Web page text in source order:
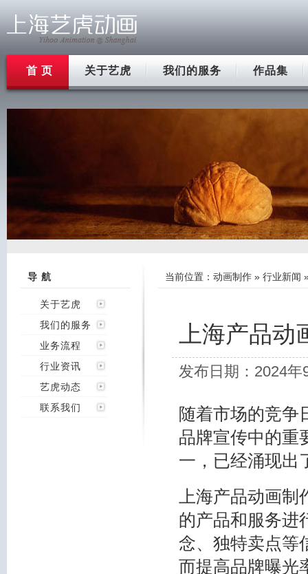
首 页 关于艺虎 我们的服务 作品集
导 航
关于艺虎
我们的服务
业务流程
行业资讯
艺虎动态
联系我们
当前位置： 动画制作 » 行业新闻
上海产品
发布日期：2024
随着市场的竞争
品牌宣传中的重
一，已经涌现出
上海产品动画
的产品和服务进
念、独特卖点等
而提高品牌曝光